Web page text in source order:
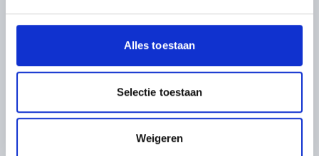
personaliseren, om functies voor social media te bieden
en om ons websiteverkeer te analyseren. Ook delen we
partners voor social media, adverteren en analyse. Deze
partners kunnen deze gegevens combineren met andere
verzameld op basis van uw gebruik van hun services.
Alles toestaan
Selectie toestaan
Weigeren